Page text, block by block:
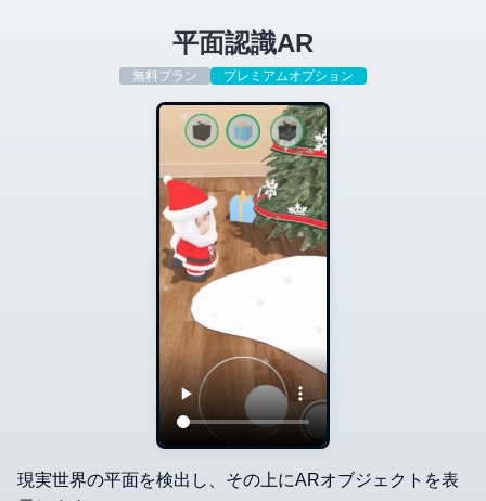
平面認識AR
無料プラン プレミアムオプション
現実世界の平面を検出し、その上にARオブジェクトを表